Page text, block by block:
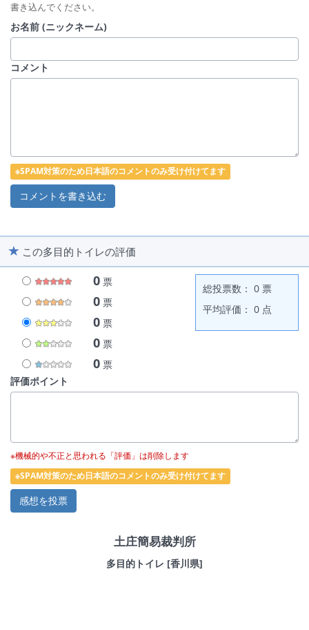
書き込んでください。
お名前 (ニックネーム)
コメント
※SPAM対策のため日本語のコメントのみ受け付けてます
この多目的トイレの評価
0 票
0 票
0 票
0 票
0 票
総投票数： 0 票
平均評価： 0 点
評価ポイント
※機械的や不正と思われる「評価」は削除します
※SPAM対策のため日本語のコメントのみ受け付けてます
土庄簡易裁判所
多目的トイレ [香川県]